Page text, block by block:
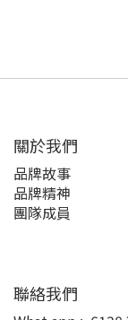
關於我們
品牌故事
品牌精神
團隊成員
聯絡我們